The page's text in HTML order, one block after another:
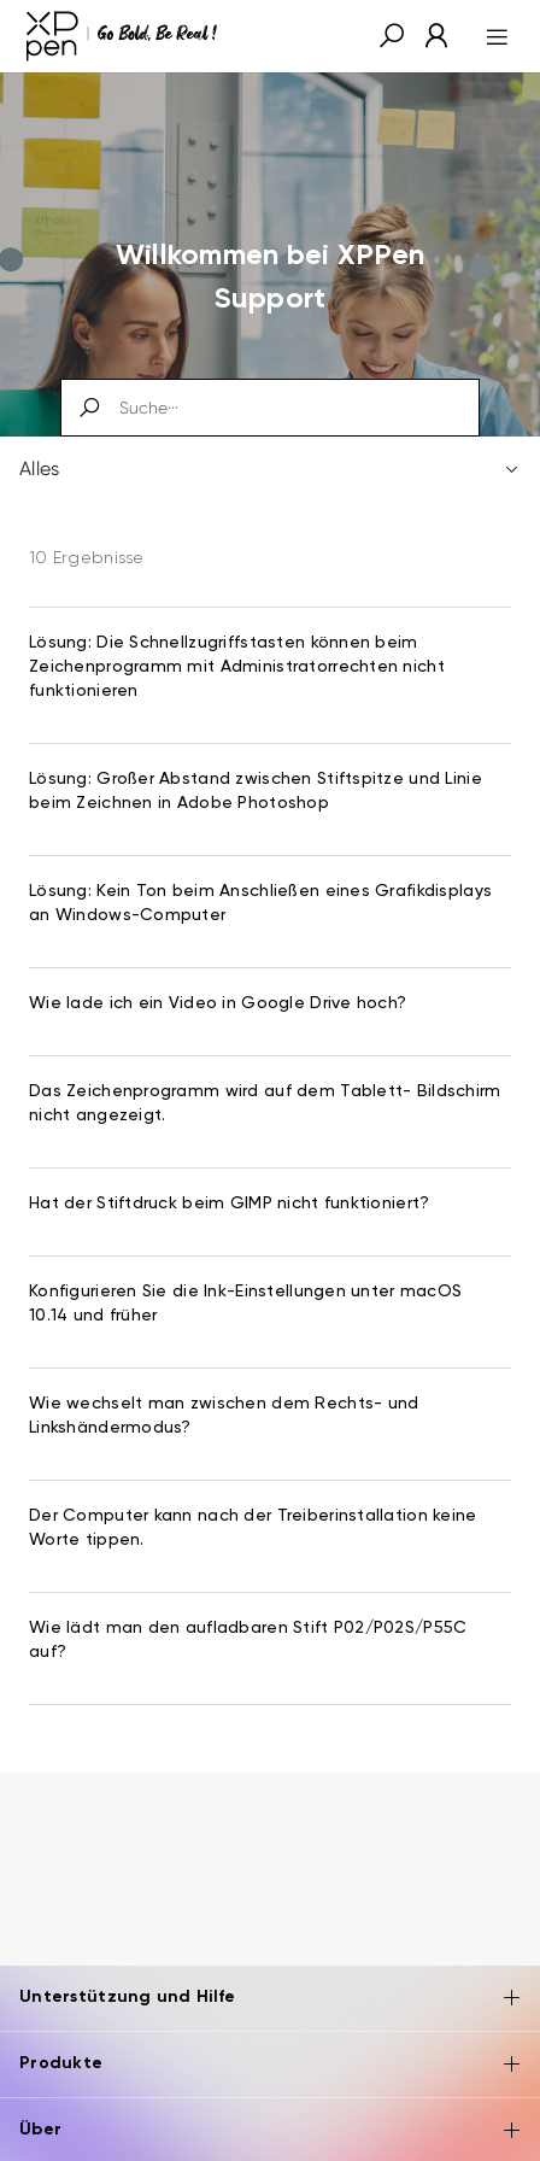
Willkommen bei XPPen
Support
Alles
10 Ergebnisse
Lösung: Die Schnellzugriffstasten können beim
Zeichenprogramm mit Administratorrechten nicht
funktionieren
Lösung: Großer Abstand zwischen Stiftspitze und Linie
beim Zeichnen in Adobe Photoshop
Lösung: Kein Ton beim Anschließen eines Grafikdisplays
an Windows-Computer
Wie lade ich ein Video in Google Drive hoch?
Das Zeichenprogramm wird auf dem Tablett- Bildschirm
nicht angezeigt.
Hat der Stiftdruck beim GIMP nicht funktioniert?
Konfigurieren Sie die Ink-Einstellungen unter macOS
10.14 und früher
Wie wechselt man zwischen dem Rechts- und
Linkshändermodus?
Der Computer kann nach der Treiberinstallation keine
Worte tippen.
Wie lädt man den aufladbaren Stift P02/P02S/P55C
auf?
Unterstützung und Hilfe
Produkte
Über